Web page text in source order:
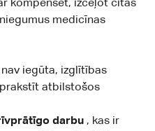
kompensēt, izceļot citas
medicīnas
iegūta, izglītības
atbilstošos
darbu , kas ir